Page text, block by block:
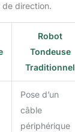
direction.
Robot
Tondeuse
Traditionnel
Pose d’un
câble
périphérique